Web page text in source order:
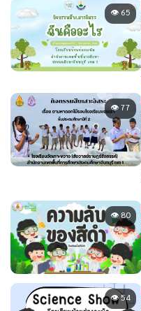
👁 65
👁 77
👁 80
👁 54